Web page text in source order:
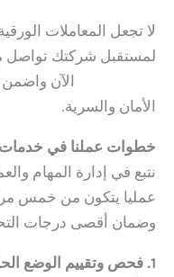
لا تجعل المعاملات
لمستقبل شركتك
الآن
الأمان والسرية.
خطوات عملنا في خدمات
نتبع في إدارة المهام
عمليا يتكون من خمس
وضمان أقصى درجات
1. فحص وتقييم الوضع الحالي